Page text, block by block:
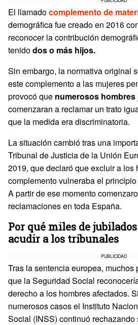
El llamadocomplemento de
demográfica fue creado en 2016
reconocer la contribución
tenidodos o más hijos.
Sin embargo, la normativa original
este complemento a las mujeres
provocó que numerosos
comenzaran a reclamar un trato
que la medida era discriminatoria.
La situación cambió tras una
Tribunal de Justicia de la Unión
2019, que declaró que excluir a los
complemento vulneraba el
A partir de ese momento
reclamaciones en toda España.
Por qué miles de
acudir a los tribunales
PUBLICIDAD
Tras la sentencia europea,
que la Seguridad Social
derecho a los hombres afectados.
numerosos casos el Instituto
Social (INSS) continuó rechazando